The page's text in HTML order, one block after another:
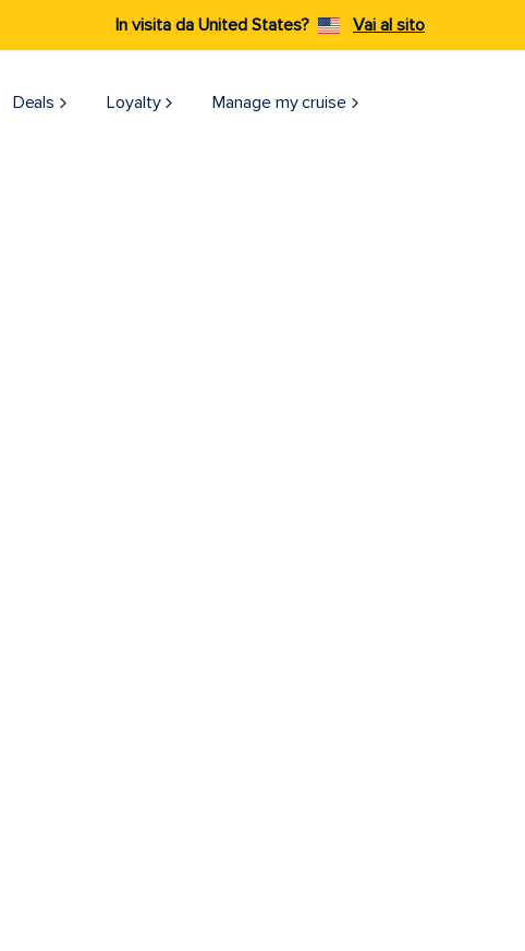
In visita da United States? Vai al sito
Deals Loyalty Manage my cruise